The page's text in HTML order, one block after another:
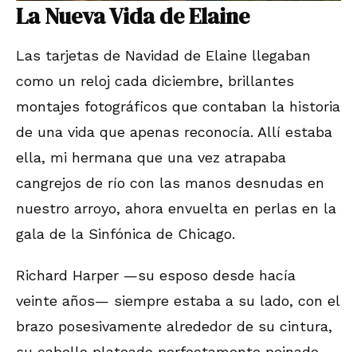
La Nueva Vida de Elaine
Las tarjetas de Navidad de Elaine llegaban
como un reloj cada diciembre, brillantes
montajes fotográficos que contaban la historia
de una vida que apenas reconocía. Allí estaba
ella, mi hermana que una vez atrapaba
cangrejos de río con las manos desnudas en
nuestro arroyo, ahora envuelta en perlas en la
gala de la Sinfónica de Chicago.
Richard Harper —su esposo desde hacía
veinte años— siempre estaba a su lado, con el
brazo posesivamente alrededor de su cintura,